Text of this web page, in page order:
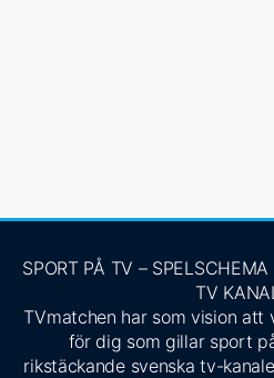
SPORT PÅ TV –
TV
TVmatchen har som vision att
för dig som gillar sport
rikstäckande svenska tv-